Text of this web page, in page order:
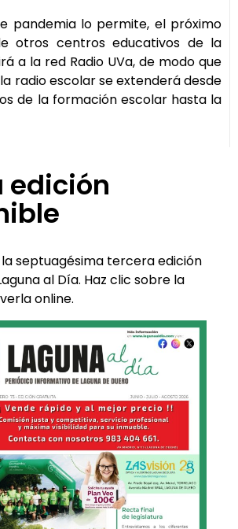
pandemia lo permite, el próximo
otros centros educativos de la
a la red Radio UVa, de modo que
radio escolar se extenderá desde
de la formación escolar hasta la
edición
septuagésima tercera edición
al Día. Haz clic sobre la
online.